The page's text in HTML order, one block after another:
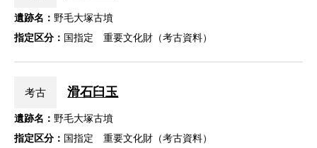
遺跡名： 野毛大塚古墳
指定区分： 国指定 重要文化財（考古資料）
考古 滑石臼玉
遺跡名： 野毛大塚古墳
指定区分： 国指定 重要文化財（考古資料）